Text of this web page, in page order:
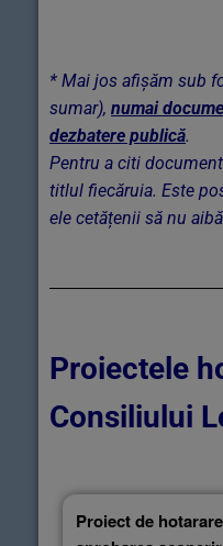
* Mai jos afișăm sub
sumar), numai
dezbatere publică.
Pentru a citi
titlul fiecăruia. Este
ele cetățenii să nu
Proiectele
Consiliului
Proiect de